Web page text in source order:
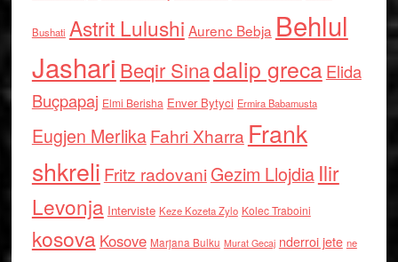
Bushati Astrit Lulushi Aurenc Bebja Behlul
Jashari Beqir Sinadalip grecaElida
Buçpapaj Elmi Berisha Enver Bytyci Ermira Babamusta
Eugjen MerlikaFahri Xharra Frank
shkreli Fritz radovaniGezim Llojdia Ilir
Levonja Interviste Keze Kozeta Zylo Kolec Traboini
kosova Kosove Marjana Bulku Murat Gecaj nderroi jete ne